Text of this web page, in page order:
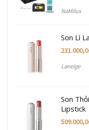
NaMilux
Son Lì
231.000,0
Laneige
Son
Lipstick
509.000,0